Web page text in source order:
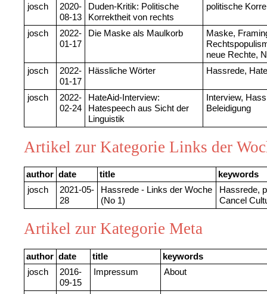
josch
2020-
08-13
Duden-Kritik: Politische
Korrektheit von rechts
politische
josch
2022-
01-17
Die Maske als Maulkorb
Maske,
neue Rechte,
josch
2022-
01-17
Hässliche Wörter Hassrede,
josch
2022-
02-24
HateAid-Interview:
Hatespeech aus Sicht der
Linguistik
Interview,
Beleidigung
Artikel zur Kategorie Links der
author date title
keywords
josch
2021-05-
28
Hassrede - Links der Woche
(No 1)
Hassrede,
Cancel
Artikel zur Kategorie Meta
author date title
keywords
josch
2016-
09-15
Impressum About